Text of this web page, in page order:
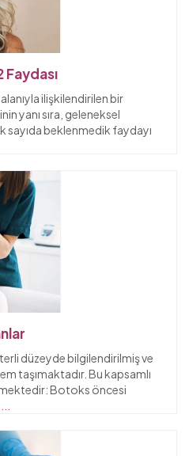
ilişkilendirilen bir
yanı sıra, geleneksel
sayıda beklenmedik faydayı
düzeyde bilgilendirilmiş ve
taşımaktadır. Bu kapsamlı
Botoks öncesi